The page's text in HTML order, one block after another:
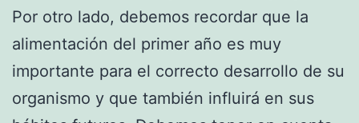
Por otro lado, debemos recordar que la
alimentación del primer año es muy
importante para el correcto desarrollo de su
organismo y que también influirá en sus